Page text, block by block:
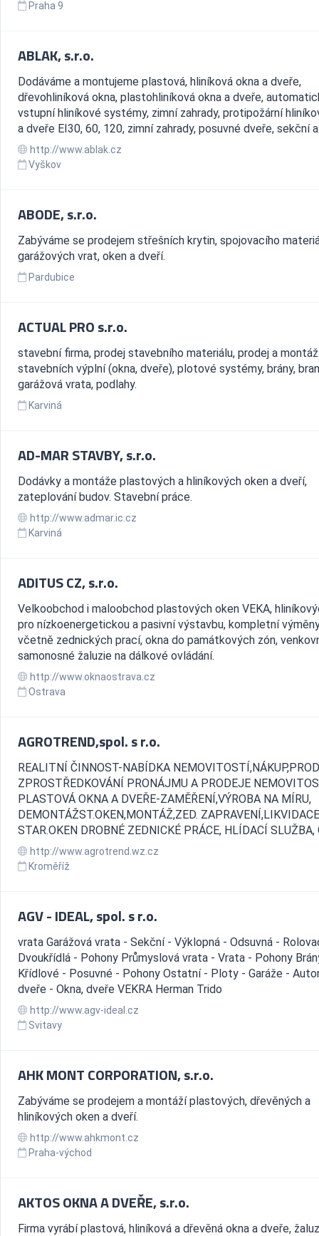
Praha 9
ABLAK, s.r.o.
Dodáváme a montujeme plastová, hliníková okna a dveře,
dřevohliníková okna, plastohliníková okna a dveře,
vstupní hliníkové systémy, zimní zahrady, protipožární
a dveře EI30, 60, 120, zimní zahrady, posuvné dveře, sekční
http://www.ablak.cz
Vyškov
ABODE, s.r.o.
Zabýváme se prodejem střešních krytin, spojovacího
garážových vrat, oken a dveří.
Pardubice
ACTUAL PRO s.r.o.
stavební firma, prodej stavebního materiálu, prodej a montáž
stavebních výplní (okna, dveře), plotové systémy, brány,
garážová vrata, podlahy.
Karviná
AD-MAR STAVBY, s.r.o.
Dodávky a montáže plastových a hliníkových oken a dveří,
zateplování budov. Stavební práce.
http://www.admar.ic.cz
Karviná
ADITUS CZ, s.r.o.
Velkoobchod i maloobchod plastových oken VEKA,
pro nízkoenergetickou a pasivní výstavbu, kompletní
včetně zednických prací, okna do památkových zón,
samonosné žaluzie na dálkové ovládání.
http://www.oknaostrava.cz
Ostrava
AGROTREND,spol. s r.o.
REALITNÍ ČINNOST-NABÍDKA
ZPROSTŘEDKOVÁNÍ PRONÁJMU A PRODEJE
PLASTOVÁ OKNA A DVEŘE-ZAMĚŘENÍ,VÝROBA NA MÍRU,
DEMONTÁŽST.OKEN,MONTÁŽ,ZED. ZAPRAVENÍ,LIKVIDACE
STAR.OKEN DROBNÉ ZEDNICKÉ PRÁCE, HLÍDACÍ SLUŽBA,
http://www.agrotrend.wz.cz
Kroměříž
AGV - IDEAL, spol. s r.o.
vrata Garážová vrata - Sekční - Výklopná - Odsuvná -
Dvoukřídlá - Pohony Průmyslová vrata - Vrata - Pohony
Křídlové - Posuvné - Pohony Ostatní - Ploty - Garáže -
dveře - Okna, dveře VEKRA Herman Trido
http://www.agv-ideal.cz
Svitavy
AHK MONT CORPORATION, s.r.o.
Zabýváme se prodejem a montáží plastových, dřevěných a
hliníkových oken a dveří.
http://www.ahkmont.cz
Praha-východ
AKTOS OKNA A DVEŘE, s.r.o.
Firma vyrábí plastová, hliníková a dřevěná okna a dveře,